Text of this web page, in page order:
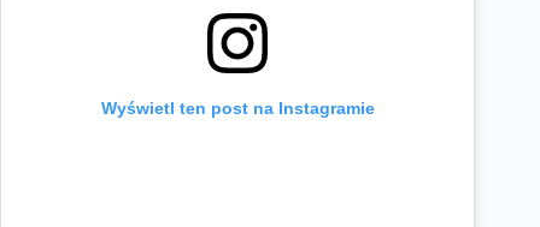
Wyświetl ten post na Instagramie